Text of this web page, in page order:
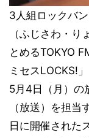
3人組ロックバ
（ふじさわ・
とめるTOKYO
ミセスLOCKS!
5月4日（月）の
（放送）を担
日に開催された